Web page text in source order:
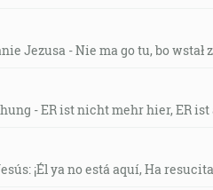
Jezusa - Nie ma go tu, bo wstał
- ER ist nicht mehr hier, ER
¡Él ya no está aquí, Ha